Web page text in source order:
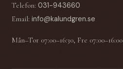
Telefon: 031-943660
Email: info@kalundgren.se
Mån–Tor 07:00–16:30, Fre 07:00–16:00